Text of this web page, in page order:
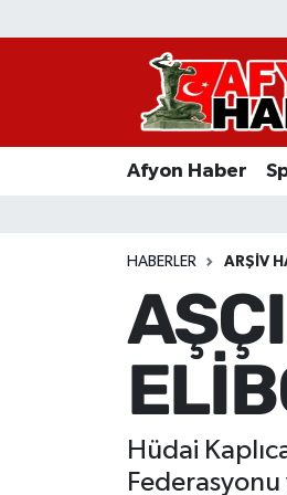
Afyon Haber
HABERLER ARŞIV
Hüdai
Afyon Haber
Asayiş Yaşam
Ekonomi